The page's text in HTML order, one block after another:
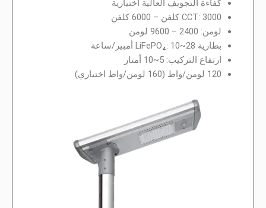
كفاءة التجويف العالية اختيارية
CCT: 3000 كلفن – 6000 كلفن
لومن: 2400 – 9600 لومن
بطارية LiFePO₄: 10~28 أمبير/ساعة
ارتفاع التركيب: 5~10 أمتار
120 لومن/واط (160 لومن/واط اختياري)